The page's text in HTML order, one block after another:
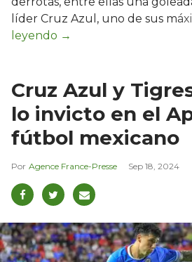
líder Cruz Azul, uno de sus
Cruz Azul y
lo invicto en el
fútbol mexicano
Agence France-Presse Sep 18, 2024